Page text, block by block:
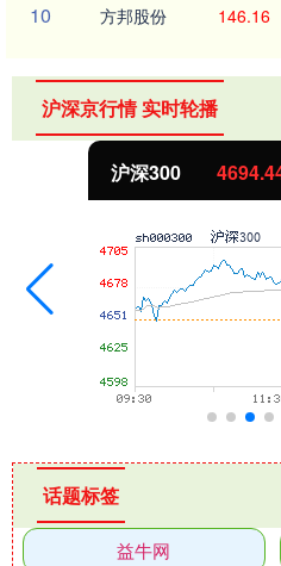
10 方邦股份 146.16
沪深京行情 实时轮播
北证50 1134.24
话题标签
益牛网